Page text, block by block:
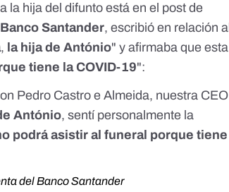
la hija del difunto está en el post de
Santander, escribió en relación al
, la hija de António" y afirmaba que esta
tiene la COVID-19":
Pedro Castro e Almeida, nuestra CEO
António, sentí personalmente la
podrá asistir al funeral porque tiene
del Banco Santander